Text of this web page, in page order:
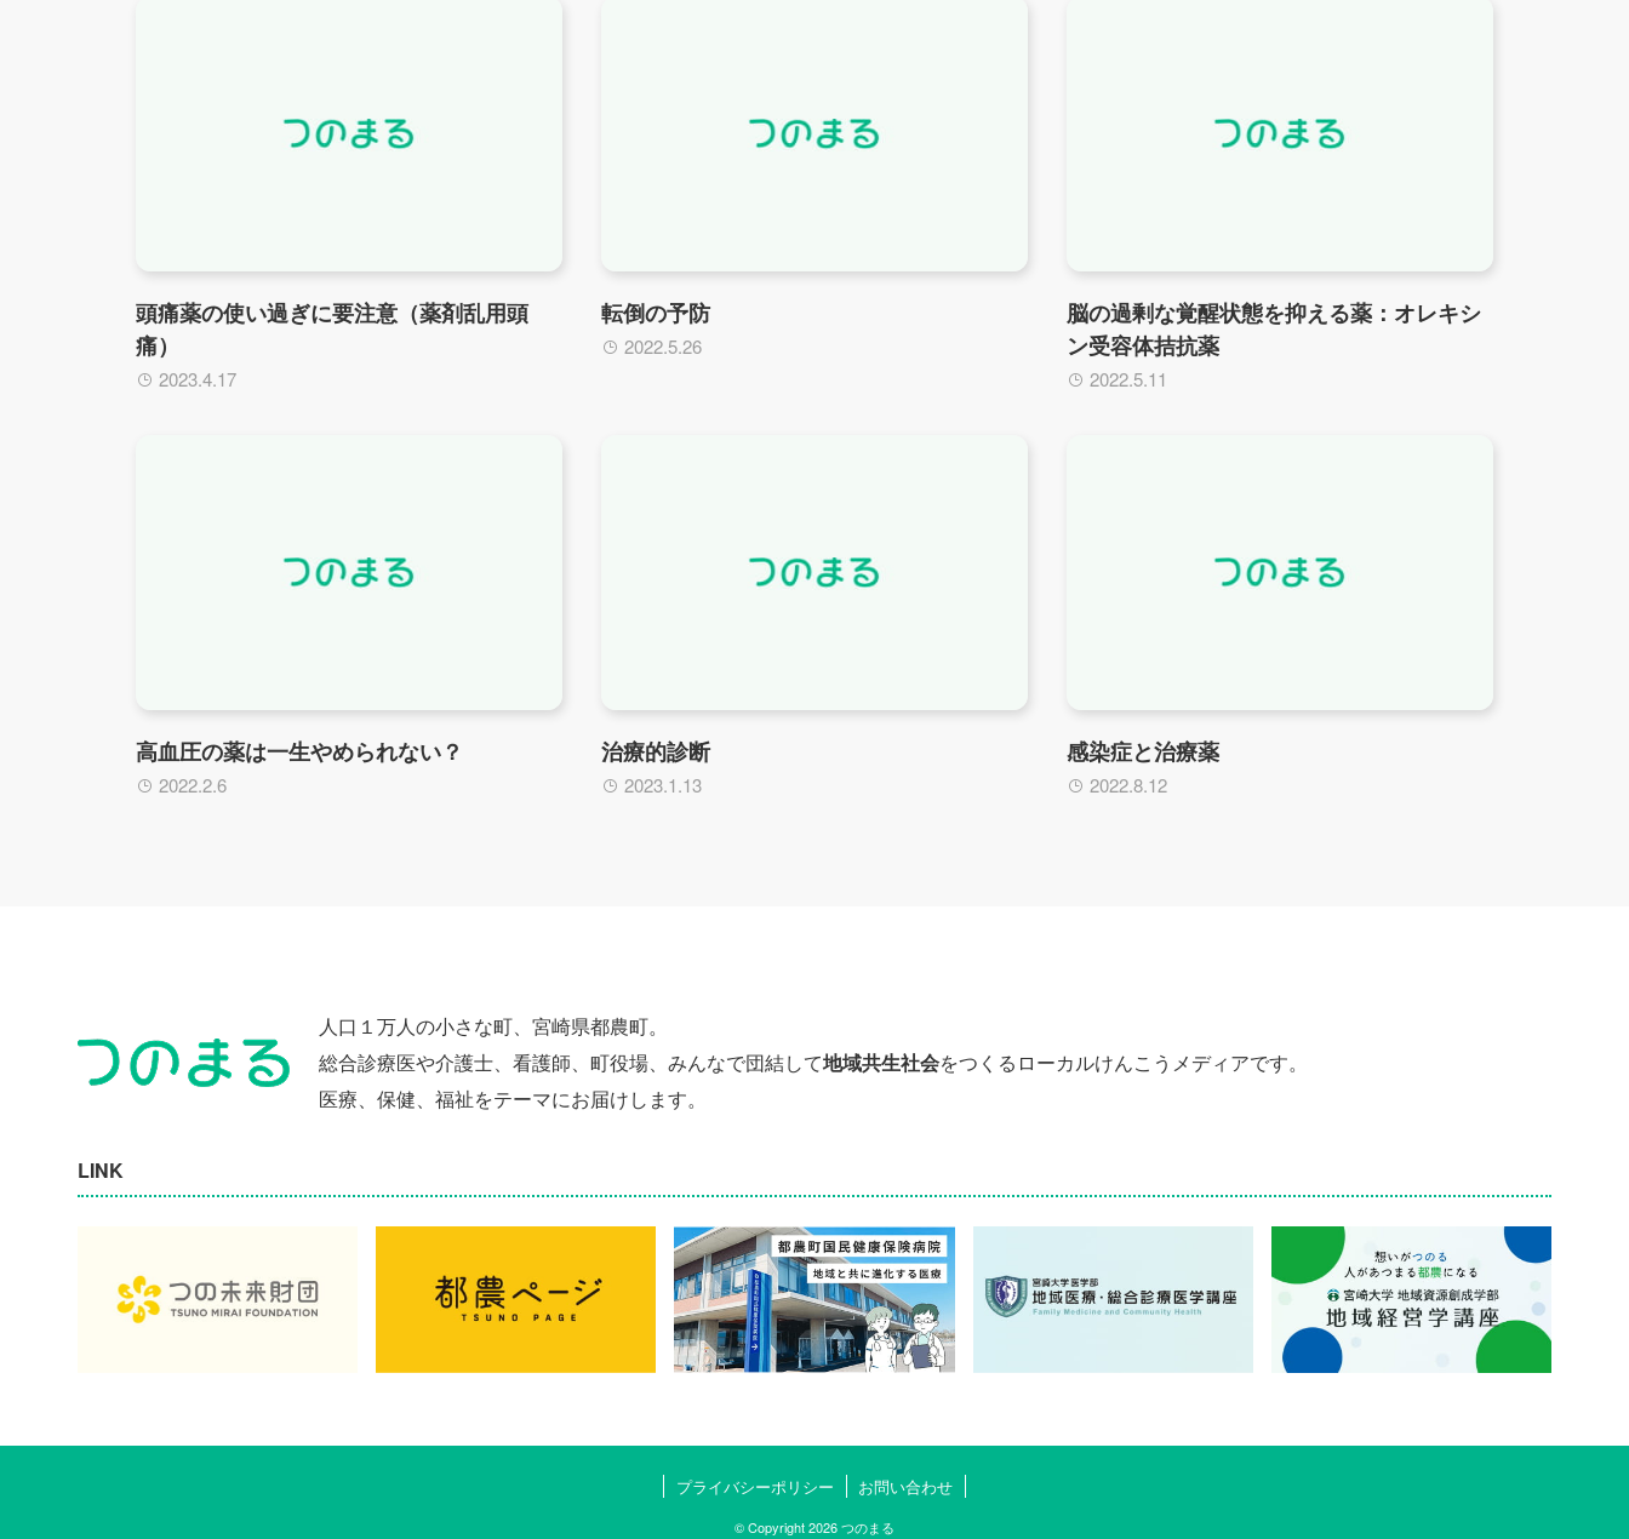
頭痛薬の使い過ぎに要注意（薬剤乱用頭
痛）
2023.4.17
転倒の予防
2022.5.26
脳の過剰な覚醒状態を抑える薬：オレキシ
ン受容体拮抗薬
2022.5.11
高血圧の薬は一生やめられない？
2022.2.6
治療的診断
2023.1.13
感染症と治療薬
2022.8.12
人口１万人の小さな町、宮崎県都農町。
総合診療医や介護士、看護師、町役場、みんなで団結して地域共生社会をつくるローカルけんこうメディアです。
医療、保健、福祉をテーマにお届けします。
LINK
プライバシーポリシー お問い合わせ
© Copyright 2026 つのまる